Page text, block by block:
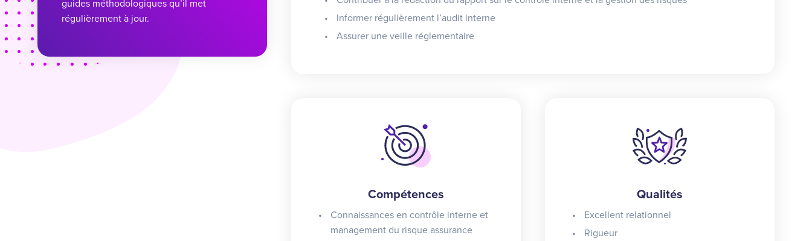
guides méthodologiques qu’il met
régulièrement à jour.
Informer régulièrement l’audit interne
Assurer une veille réglementaire
Compétences
Connaissances en contrôle interne et
management du risque assurance
Qualités
Excellent relationnel
Rigueur